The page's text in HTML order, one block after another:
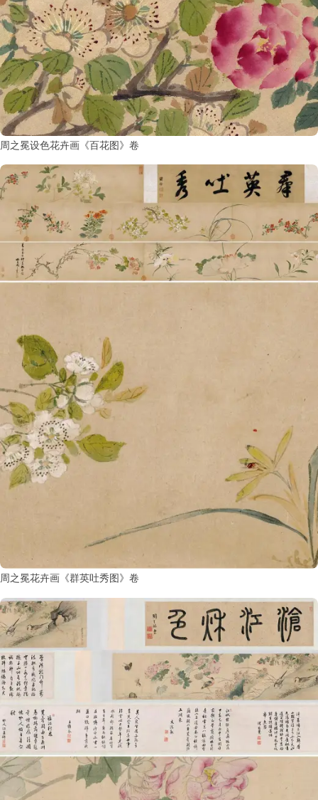
周之冕设色花卉画《百花图》卷
周之冕花卉画《群英吐秀图》卷
书
法
字
组
连
带
矢
量
书
字
库
篆
刻
查
询